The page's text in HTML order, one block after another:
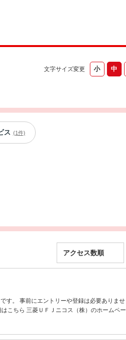
文字サイズ変更
ス (1件)
す。 事前にエントリーや登録は必要ありませ
こちら 三菱ＵＦＪニコス（株）のホームペー